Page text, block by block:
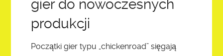
gier do nowoczesnych
produkcji
Początki gier typu „chickenroad” sięgają